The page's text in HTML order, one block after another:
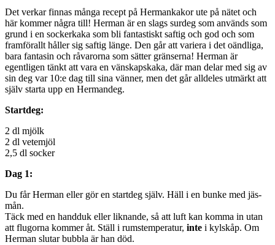
Det verkar finnas många recept på Hermankakor ute på nätet och
här kommer några till! Herman är en slags surdeg som används som
grund i en sockerkaka som bli fantastiskt saftig och god och som
framförallt håller sig saftig länge. Den går att variera i det oändliga,
bara fantasin och råvarorna som sätter gränserna! Herman är
egentligen tänkt att vara en vänskapskaka, där man delar med sig av
sin deg var 10:e dag till sina vänner, men det går alldeles utmärkt att
själv starta upp en Hermandeg.
Startdeg:
2 dl mjölk
2 dl vetemjöl
2,5 dl socker
Dag 1:
Du får Herman eller gör en startdeg själv. Häll i en bunke med jäs-
mån.
Täck med en handduk eller liknande, så att luft kan komma in utan
att flugorna kommer åt. Ställ i rumstemperatur, inte i kylskåp. Om
Herman slutar bubbla är han död.